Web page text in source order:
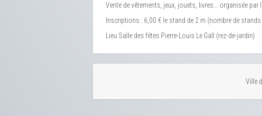
Vente de vêtements, jeux, jouets, livres... organisée par
Inscriptions : 6,00 € le stand de 2 m (nombre de
Lieu Salle des fêtes Pierre-Louis Le Gall (rez-de-jardin)
Ville